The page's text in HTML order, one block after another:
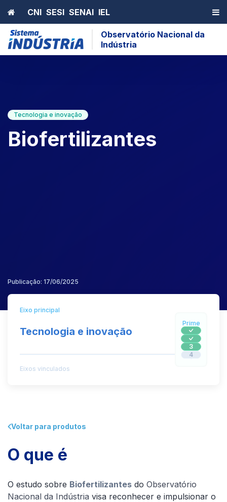
HomeCNI SESI SENAI IEL
Observatório Nacional da
Indústria
Tecnologia e inovação
Biofertilizantes
Publicação: 17/06/2025
Eixo principal
Tecnologia e inovação
Eixos vinculados
Prime
3
4
Voltar para produtos
O que é
O estudo sobre Biofertilizantes do Observatório
Nacional da Indústria visa reconhecer e impulsionar o